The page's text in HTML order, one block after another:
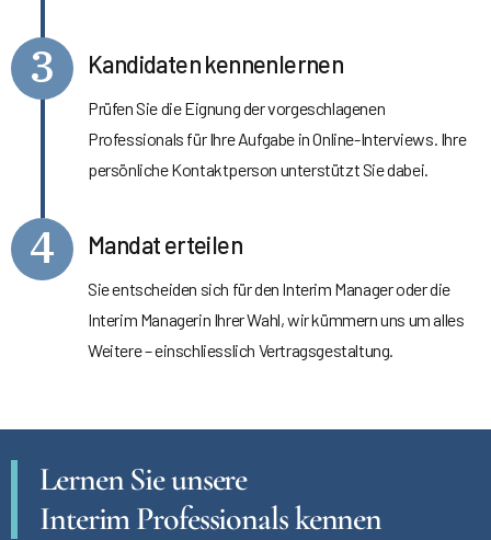
3 Kandidaten kennenlernen
Prüfen Sie die Eignung der vorgeschlagenen
Professionals für Ihre Aufgabe in Online-Interviews. Ihre
persönliche Kontaktperson unterstützt Sie dabei.
4 Mandat erteilen
Sie entscheiden sich für den Interim Manager oder die
Interim Managerin Ihrer Wahl, wir kümmern uns um alles
Weitere – einschliesslich Vertragsgestaltung.
Lernen Sie unsere
Interim Professionals kennen